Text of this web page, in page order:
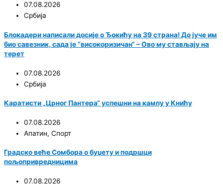
07.08.2026
Србија
Блокадери написали досије о Ђокићу на 39 страна! До јуче им
био савезник, сада је “високоризичан“ – Ово му стављају на
терет
07.08.2026
Србија
Каратисти „Црног Пантера“ успешни на кампу у Книћу
07.08.2026
Апатин, Спорт
Градско веће Сомбора о буџету и подршци
пољопривредницима
07.08.2026